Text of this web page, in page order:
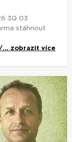
3Q 03
stáhnout
... zobrazit více